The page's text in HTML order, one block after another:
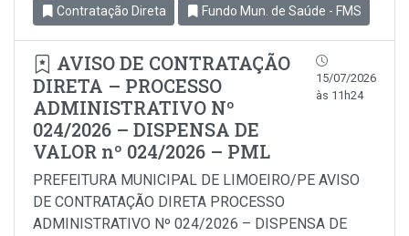
Contratação Direta Fundo Mun. de Saúde - FMS
AVISO DE CONTRATAÇÃO
DIRETA – PROCESSO
ADMINISTRATIVO Nº
024/2026 – DISPENSA DE
VALOR nº 024/2026 – PML
15/07/2026
às 11h24
PREFEITURA MUNICIPAL DE LIMOEIRO/PE AVISO
DE CONTRATAÇÃO DIRETA PROCESSO
ADMINISTRATIVO Nº 024/2026 – DISPENSA DE